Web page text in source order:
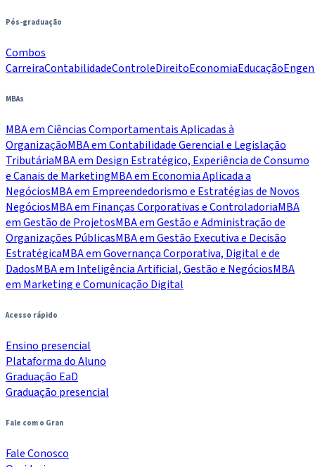
Pós-graduação
Combos
CarreiraContabilidadeControleDireitoEconomiaEducação
MBAs
MBA em Ciências Comportamentais Aplicadas à
OrganizaçãoMBA em Contabilidade Gerencial e Legislação
TributáriaMBA em Design Estratégico, Experiência de Consumo
e Canais de MarketingMBA em Economia Aplicada a
NegóciosMBA em Empreendedorismo e Estratégias de Novos
NegóciosMBA em Finanças Corporativas e ControladoriaMBA
em Gestão de ProjetosMBA em Gestão e Administração de
Organizações PúblicasMBA em Gestão Executiva e Decisão
EstratégicaMBA em Governança Corporativa, Digital e de
DadosMBA em Inteligência Artificial, Gestão e NegóciosMBA
em Marketing e Comunicação Digital
Acesso rápido
Ensino presencial
Plataforma do Aluno
Graduação EaD
Graduação presencial
Fale com o Gran
Fale Conosco